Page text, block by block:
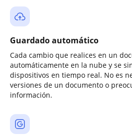
Guardado automático
Cada cambio que realices en un
automáticamente en la nube y se
dispositivos en tiempo real. No es
versiones de un documento o
información.